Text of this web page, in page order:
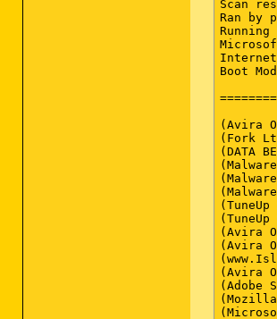
Scan result of Farbar Recovery Scan Tool (FRST) (x86) Version: 09-09-2013 02
Ran by power (administrator) on ************ on 12-09-2013 14:31:04
Running from C:\Users\power\Desktop
Microsoft Windows 7 Starter  Service Pack 1 (X86) OS Language: German Standard
Internet Explorer Version 10
Boot Mode: Normal

==================== Processes (Whitelisted) ===================

(Avira Operations GmbH & Co. KG) C:\Program Files\Avira\AntiVir Desktop\sched.exe
(Fork Ltd.) C:\Prey\platform\windows\cronsvc.exe
(DATA BECKER GmbH & Co KG) C:\Program Files\Common Files\DATA BECKER Shared\DBService.exe
(Malwarebytes Corporation) C:\Program Files\Malwarebytes' Anti-Malware\mbamscheduler.exe
(Malwarebytes Corporation) C:\Program Files\Malwarebytes' Anti-Malware\mbamservice.exe
(Malwarebytes Corporation) C:\Program Files\Malwarebytes' Anti-Malware\mbamgui.exe
(TuneUp Software) C:\Program Files\TuneUp Utilities 2013\TuneUpUtilitiesService32.exe
(TuneUp Software) C:\Program Files\TuneUp